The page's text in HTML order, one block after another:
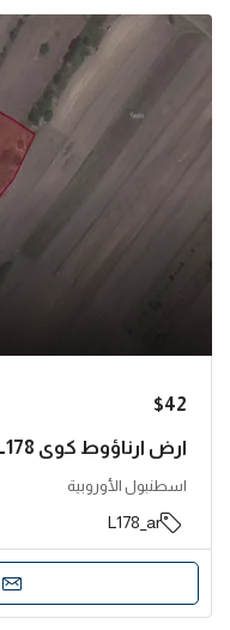
$42
ارض ارناؤوط كوي L178
اسطنبول الأوروبية
L178_ar